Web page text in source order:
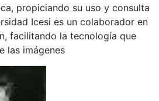
propiciando su uso y consulta
Icesi es un colaborador en
facilitando la tecnología que
las imágenes